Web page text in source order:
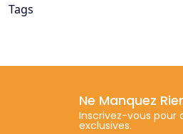
Tags
Ne Manquez
Inscrivez-vous pour
exclusives.